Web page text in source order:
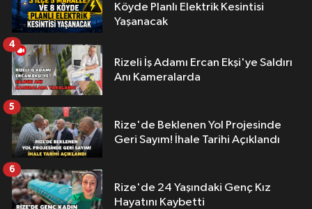
Köyde Planlı Elektrik Kesintisi
Yaşanacak
Rizeli İş Adamı Ercan Ekşi'ye Saldırı
Anı Kameralarda
4
Rize'de Beklenen Yol Projesinde
Geri Sayım! İhale Tarihi Açıklandı
5
Rize'de 24 Yaşındaki Genç Kız
Hayatını Kaybetti
6